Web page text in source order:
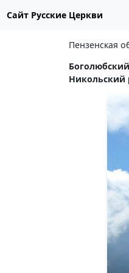
Сайт Русские Церкви
Пензенская
Никольский